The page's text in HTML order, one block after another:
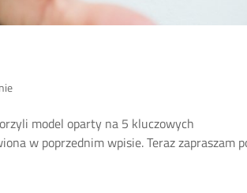
model oparty na 5 kluczowych
w poprzednim wpisie. Teraz zapraszam